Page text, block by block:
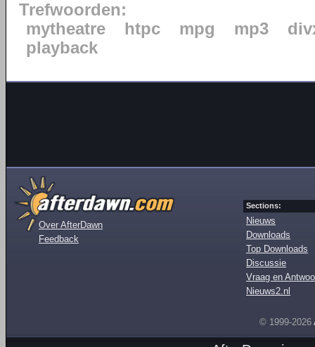
Trefwoorden:
mytheatre
htpc mpg mp3
playback
Over AfterDawn
Feedback
Sections:
Nieuws
Downloads
Top Downloads
Discussie
Vraag en
Nieuws2.nl
© 1999-2026